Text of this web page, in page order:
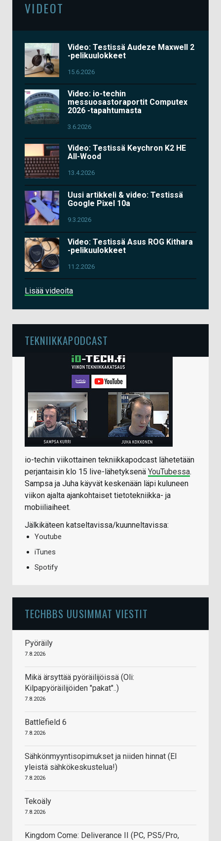
VIDEOT
Video: Testissä Audeze Maxwell 2
-pelikuulokkeet
15.6.2026
Video: io-techin
messuosastoraportit Computex
2026 -tapahtumasta
3.6.2026
Video: Testissä Keychron K2 HE
All-Wood
13.4.2026
Uusi artikkeli & video: Testissä
Google Pixel 10a
9.3.2026
Video: Testissä Asus ROG Kithara
-pelikuulokkeet
11.2.2026
Lisää videoita
TEKNIIKKAPODCAST
io-techin viikottainen tekniikkapodcast lähetetään
perjantaisin klo 15 live-lähetyksenä YouTubessa.
Sampsa ja Juha käyvät keskenään läpi kuluneen
viikon ajalta ajankohtaiset tietotekniikka- ja
mobiiliaiheet.
Jälkikäteen katseltavissa/kuunneltavissa:
Youtube
iTunes
Spotify
TECHBBS UUSIMMAT VIESTIT
Pyöräily
7.8.2026
Mikä ärsyttää pyöräilijöissä (Oli:
Kilpapyöräilijöiden "pakat"..)
7.8.2026
Battlefield 6
7.8.2026
Sähkönmyyntisopimukset ja niiden hinnat (EI
yleistä sähkökeskustelua!)
7.8.2026
Tekoäly
7.8.2026
Kingdom Come: Deliverance II (PC, PS5/Pro,